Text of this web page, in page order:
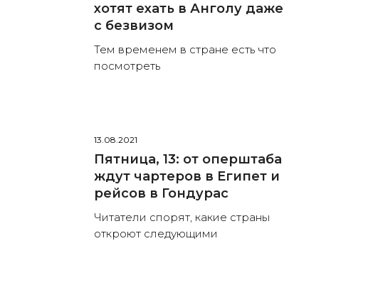
хотят ехать в Анголу даже
с безвизом
Тем временем в стране есть что
посмотреть
13.08.2021
Пятница, 13: от оперштаба
ждут чартеров в Египет и
рейсов в Гондурас
Читатели спорят, какие страны
откроют следующими